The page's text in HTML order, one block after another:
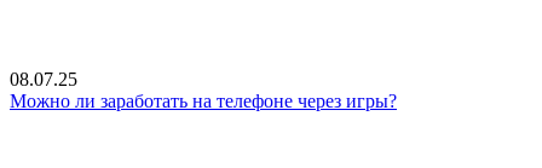
08.07.25
Можно ли заработать на телефоне через игры?